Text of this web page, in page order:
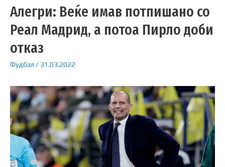
Алегри: Веќе имав потпишано со
Реал Мадрид, а потоа Пирло доби
отказ
Фудбал / 31.03.2022